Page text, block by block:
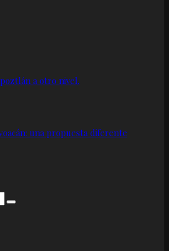
a otro nivel.
una propuesta diferente